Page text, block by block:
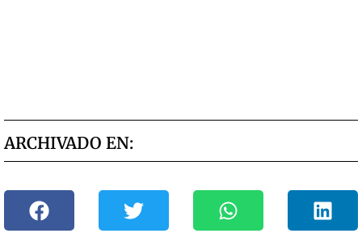
ARCHIVADO EN: